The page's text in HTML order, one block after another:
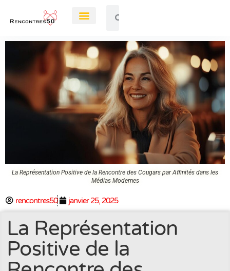
La Représentation Positive de la Rencontre des Cougars par Affinités dans les
Médias Modernes
rencontres50 janvier 25, 2025
La Représentation
Positive de la